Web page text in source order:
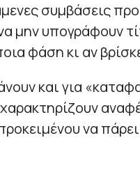
συμβάσεις
μην υπογράφουν
φάση κι αν
και για
να